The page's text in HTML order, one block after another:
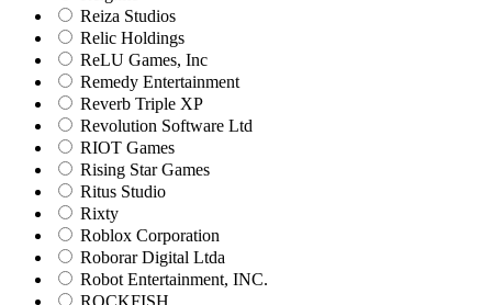
Reiza Studios
Relic Holdings
ReLU Games, Inc
Remedy Entertainment
Reverb Triple XP
Revolution Software Ltd
RIOT Games
Rising Star Games
Ritus Studio
Rixty
Roblox Corporation
Roborar Digital Ltda
Robot Entertainment, INC.